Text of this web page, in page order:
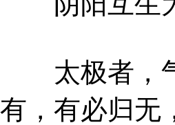
太极者，气
有，有必归无